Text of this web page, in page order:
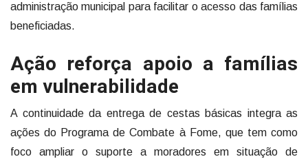
administração municipal para facilitar o acesso das famílias
beneficiadas.
Ação reforça apoio a famílias
em vulnerabilidade
A continuidade da entrega de cestas básicas integra as
ações do Programa de Combate à Fome, que tem como
foco ampliar o suporte a moradores em situação de